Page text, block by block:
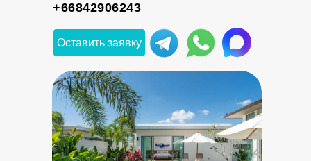
Оставить заявку
+66842906243